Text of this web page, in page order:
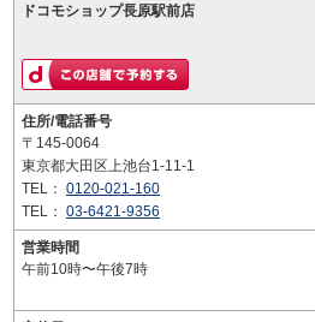
ドコモショップ長原駅前店
住所/電話番号
〒145-0064
東京都大田区上池台1-11-1
TEL： 0120-021-160
TEL： 03-6421-9356
営業時間
午前10時〜午後7時